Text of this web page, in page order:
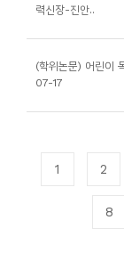
력신장-진안..
(학위논문) 어린이
07-17
1 2
8